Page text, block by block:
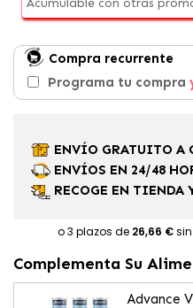
Compra recurrente
Programa tu compra
ENVÍO GRATUITO A
ENVÍOS EN 24/48
RECOGE EN TIENDA
Complementa Su
Advance